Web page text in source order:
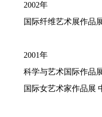
2002年
国际纤维艺术展作品
2001年
科学与艺术国际作品
国际女艺术家作品展